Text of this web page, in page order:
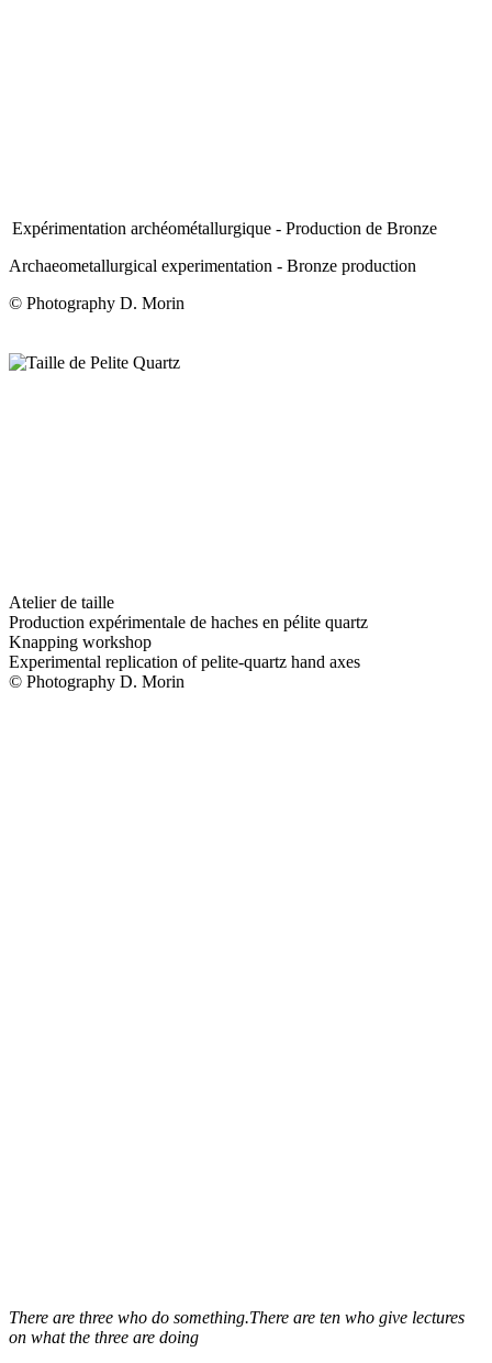
Expérimentation archéométallurgique - Production de Bronze
Archaeometallurgical experimentation - Bronze production
© Photography D. Morin
Atelier de taille
Production expérimentale de haches en pélite quartz
Knapping workshop
Experimental replication of pelite-quartz hand axes
© Photography D. Morin
There are three who do something.There are ten who give lectures
on what the three are doing